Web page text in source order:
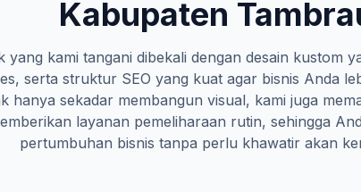
Kabupaten
yang kami tangani dibekali dengan desain kustom
serta struktur SEO yang kuat agar bisnis Anda
hanya sekadar membangun visual, kami juga
layanan pemeliharaan rutin, sehingga
pertumbuhan bisnis tanpa perlu khawatir akan